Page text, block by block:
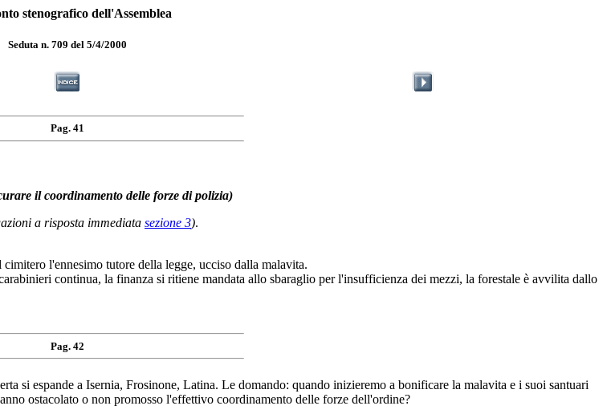
stenografico dell'Assemblea
Seduta n. 709 del 5/4/2000
Pag. 41
il coordinamento delle forze di polizia)
a risposta immediata sezione 3).
l'ennesimo tutore della legge, ucciso dalla malavita.
continua, la finanza si ritiene mandata allo sbaraglio per l'insufficienza dei mezzi, la forestale è avvilita dallo
Pag. 42
si espande a Isernia, Frosinone, Latina. Le domando: quando inizieremo a bonificare la malavita e i suoi santuari
ostacolato o non promosso l'effettivo coordinamento delle forze dell'ordine?